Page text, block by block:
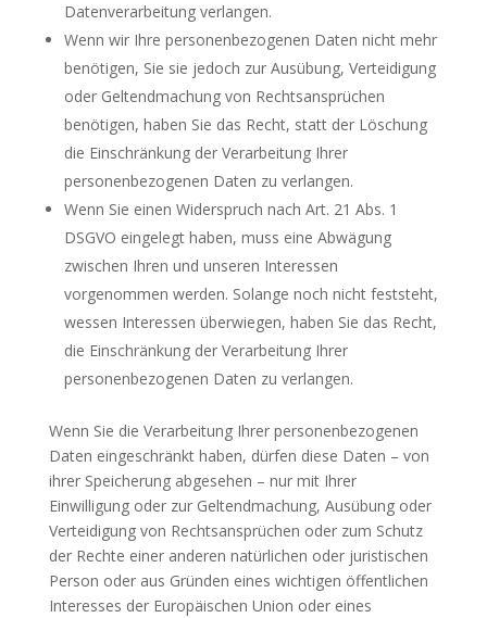
Datenverarbeitung verlangen.
Wenn wir Ihre personenbezogenen Daten nicht mehr
benötigen, Sie sie jedoch zur Ausübung, Verteidigung
oder Geltendmachung von Rechtsansprüchen
benötigen, haben Sie das Recht, statt der Löschung
die Einschränkung der Verarbeitung Ihrer
personenbezogenen Daten zu verlangen.
Wenn Sie einen Widerspruch nach Art. 21 Abs. 1
DSGVO eingelegt haben, muss eine Abwägung
zwischen Ihren und unseren Interessen
vorgenommen werden. Solange noch nicht feststeht,
wessen Interessen überwiegen, haben Sie das Recht,
die Einschränkung der Verarbeitung Ihrer
personenbezogenen Daten zu verlangen.
Wenn Sie die Verarbeitung Ihrer personenbezogenen
Daten eingeschränkt haben, dürfen diese Daten – von
ihrer Speicherung abgesehen – nur mit Ihrer
Einwilligung oder zur Geltendmachung, Ausübung oder
Verteidigung von Rechtsansprüchen oder zum Schutz
der Rechte einer anderen natürlichen oder juristischen
Person oder aus Gründen eines wichtigen öffentlichen
Interesses der Europäischen Union oder eines